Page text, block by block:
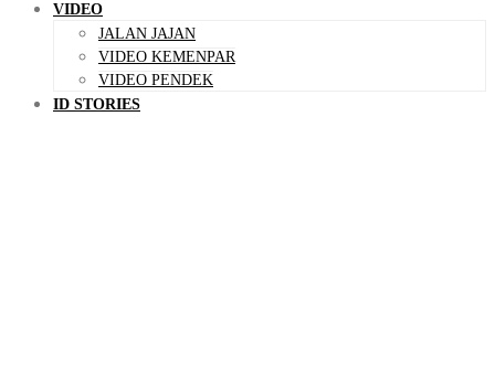
VIDEO
JALAN JAJAN
VIDEO KEMENPAR
VIDEO PENDEK
ID STORIES